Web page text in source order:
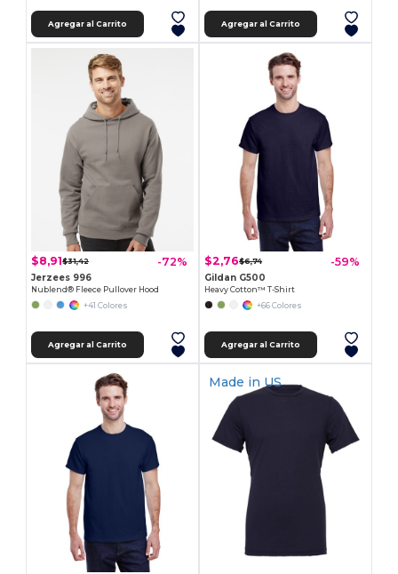
Agregar al Carrito Agregar al Carrito
$8,91$31,42 -72%
Jerzees 996
Nublend® Fleece Pullover Hood
+41 Colores
Agregar al Carrito
$2,76$6,74 -59%
Gildan G500
Heavy Cotton™ T-Shirt
+66 Colores
Agregar al Carrito
Made in US